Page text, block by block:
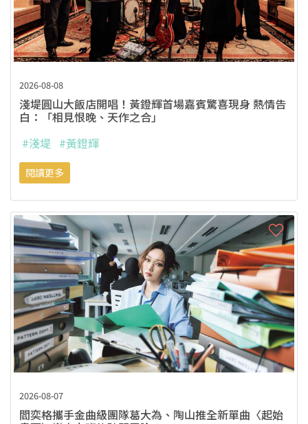
2026-08-08
淺堤圓山大飯店開唱！黃鐙輝首場嘉賓驚喜現身 熱情告
白：「相見恨晚、天作之合」
#淺堤 #黃鐙輝
閱讀更多
2026-08-07
閻奕格攜手金曲級團隊葛大為、陶山推全新單曲〈起始